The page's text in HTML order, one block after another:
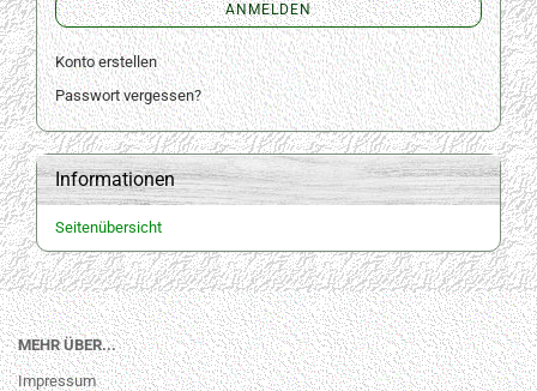
ANMELDEN
Konto erstellen
Passwort vergessen?
Informationen
Seitenübersicht
MEHR ÜBER...
Impressum